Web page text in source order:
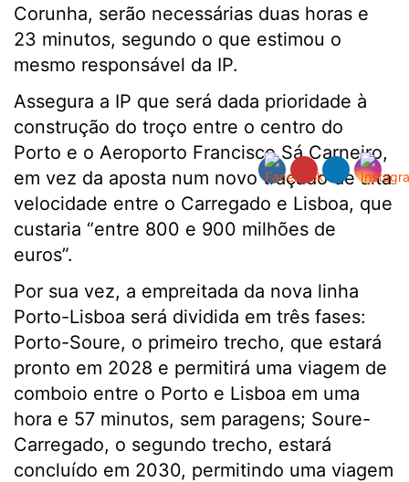
Corunha, serão necessárias duas horas e
23 minutos, segundo o que estimou o
mesmo responsável da IP.
Assegura a IP que será dada prioridade à
construção do troço entre o centro do
Porto e o Aeroporto Francisco Sá Carneiro,
em vez da aposta num novo traçado de alta
velocidade entre o Carregado e Lisboa, que
custaria “entre 800 e 900 milhões de
euros”.
Por sua vez, a empreitada da nova linha
Porto-Lisboa será dividida em três fases:
Porto-Soure, o primeiro trecho, que estará
pronto em 2028 e permitirá uma viagem de
comboio entre o Porto e Lisboa em uma
hora e 57 minutos, sem paragens; Soure-
Carregado, o segundo trecho, estará
concluído em 2030, permitindo uma viagem